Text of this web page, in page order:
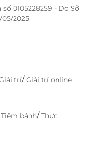
0105228259 - Do Sở
05/2025
trí/Giải trí online
bánh/Thực